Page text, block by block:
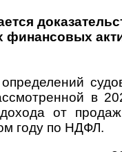
фи­нан­со­вых
в
от
году по НДФЛ.